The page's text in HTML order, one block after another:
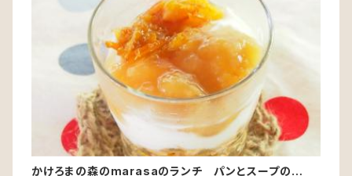
かけろまの森のmarasaのランチ パンとスープのお